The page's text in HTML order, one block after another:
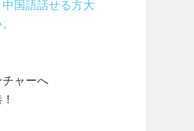
国語話せる方大
ャーへ